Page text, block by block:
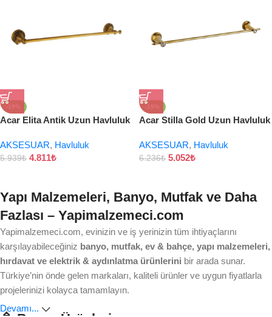
-19%
Acar Elita Antik Uzun Havluluk
AKSESUAR, Havluluk
5.939₺ 4.811₺
-19%
Acar Stilla Gold Uzun Havluluk
AKSESUAR, Havluluk
6.236₺ 5.052₺
Yapı Malzemeleri, Banyo, Mutfak ve Daha
Fazlası – Yapimalzemeci.com
Yapimalzemeci.com, evinizin ve iş yerinizin tüm ihtiyaçlarını
karşılayabileceğiniz banyo, mutfak, ev & bahçe, yapı malzemeleri,
hırdavat ve elektrik & aydınlatma ürünlerini bir arada sunar.
Türkiye’nin önde gelen markaları, kaliteli ürünler ve uygun fiyatlarla
projelerinizi kolayca tamamlayın.
Devamı...